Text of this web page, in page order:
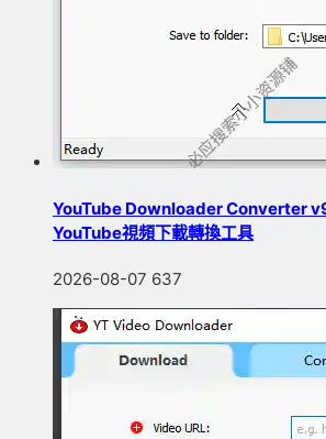
YouTube Downloader Converter
YouTube視頻下載轉換工具
2026-08-07 637